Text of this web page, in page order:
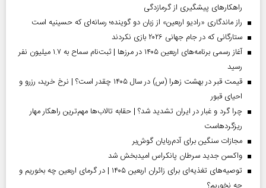
راهکارهای پیشگیری از گرمازدگی
راز ماندگاری «رادیو اربعین» از زبان دو گوینده؛ رسانه‌ای که حسینیه است
ستارگانی که در جام جهانی ۲۰۲۶ بازی نکردند
آغاز رسمی برنامه‌های اربعین ۱۴۰۵ در مرز‌ها | ثبت‌نام سماح به ۱.۷ میلیون نفر
رسید
قیمت قبر در بهشت زهرا (س) در سال ۱۴۰۵ چقدر است؟ | نرخ خرید، رزرو و
احیای قبور
چرا گرد و غبار در ایران تشدید شد؟ | حقابه تالاب‌ها مهم‌ترین راهکار مهار
ریزگردهاست
مجازات سنگین برای آدم‌ربایان گوش‌بر
واکسن جدید سرطان پانکراس امیدبخش شد
توصیه‌های تغذیه‌ای برای زائران اربعین ۱۴۰۵ | در گرمای اربعین چه بخوریم و